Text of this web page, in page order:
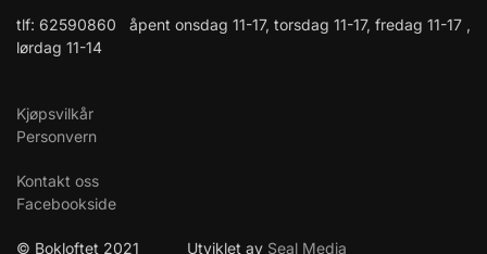
tlf: 62590860 åpent onsdag 11-17, torsdag 11-17, fredag 11-17 ,
lørdag 11-14
Kjøpsvilkår
Personvern
Kontakt oss
Facebookside
© Bokloftet 2021 Utviklet av Seal Media